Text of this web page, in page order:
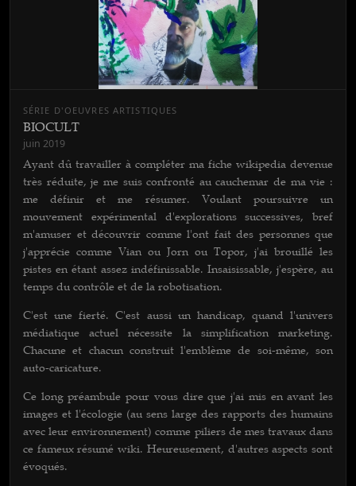
SÉRIE D'OEUVRES ARTISTIQUES
BIOCULT
juin 2019
Ayant dû travailler à compléter ma fiche wikipedia devenue
très réduite, je me suis confronté au cauchemar de ma vie :
me définir et me résumer. Voulant poursuivre un
mouvement expérimental d'explorations successives, bref
m'amuser et découvrir comme l'ont fait des personnes que
j'apprécie comme Vian ou Jorn ou Topor, j'ai brouillé les
pistes en étant assez indéfinissable. Insaisissable, j'espère, au
temps du contrôle et de la robotisation.
C'est une fierté. C'est aussi un handicap, quand l'univers
médiatique actuel nécessite la simplification marketing.
Chacune et chacun construit l'emblème de soi-même, son
auto-caricature.
Ce long préambule pour vous dire que j'ai mis en avant les
images et l'écologie (au sens large des rapports des humains
avec leur environnement) comme piliers de mes travaux dans
ce fameux résumé wiki. Heureusement, d'autres aspects sont
évoqués.